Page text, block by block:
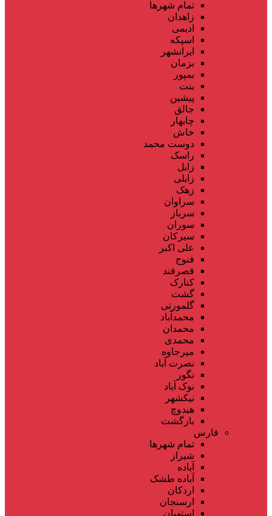
تمام شهر‌ها
زاهدان
ادیمی
اسپکه
ایرانشهر
بزمان
بمپور
بنت
پیشین
جالق
چابهار
خاش
دوست محمد
راسک
زابل
زابلی
زهک
سراوان
سرباز
سوران
سیرکان
علی اکبر
فنوج
قصرقند
کنارک
گشت
گلمورتی
محمدآباد
محمدان
محمدی
میرجاوه
نصرت آباد
نگور
نوک آباد
نیکشهر
هیدوچ
بازگشت
فارس
تمام شهر‌ها
شیراز
آباده
آباده طشک
اردکان
ارسنجان
استهبان